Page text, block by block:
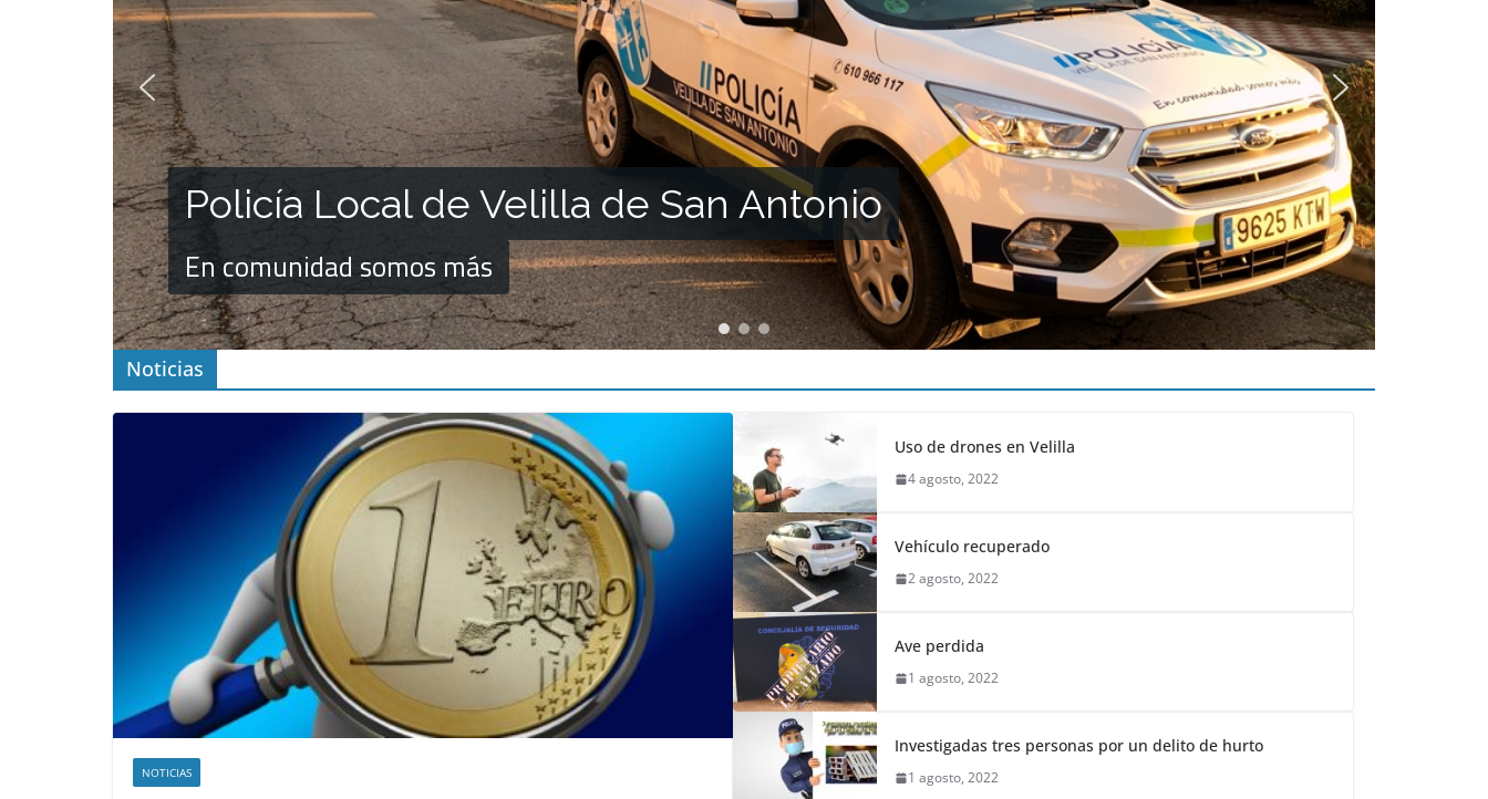
Policía Local de Velilla de San Antonio
En comunidad somos más
Noticias
NOTICIAS
Uso de drones en Velilla
4 agosto, 2022
Vehículo recuperado
2 agosto, 2022
Ave perdida
1 agosto, 2022
Investigadas tres personas por un delito de hurto
1 agosto, 2022